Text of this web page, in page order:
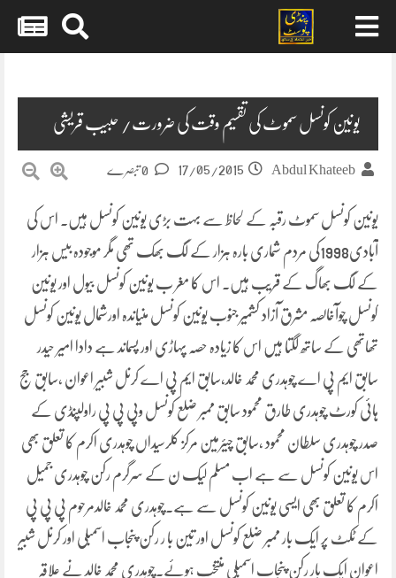
یونین کونسل سموٹ کی تقسیم وقت کی ضرورت/ حبیب قریشی
Abdul Khateeb
17/05/2015
یونین کونسل سموٹ رقبہ کے لحاظ سے بہت بڑی یونین کونسل ہیں۔ اس کی
آبادی1998کی مردم شماری بارہ ہزار کے لگ بھک تھی مگر موجودہ بیس ہزار
کے لگ بھاگ کے قریب ہیں۔ اس کا مغر ب یونین کونسل بیول اور یونین
کونسل چوآخالصہ مشرق آزاد کشمیر جنوب یونین کونسل منیاندہ اورشمال یونین کونسل
تھاتھی کے ساتھ لگتا ہیں اس کا زیادہ حصہ پہاڑی اور پسماند ہے دادا امیر حیدر
سابق ایم پی اے چوہدری محمد خالد،سابق ایم پی اے کرنل شبیر اعوان ،سابق جج
ہائی کورٹ چوہدری طارق محمود سابق ممبر ضلع کونسل وپی پی پی راولپنڈی کے
صدر چوہدری سلطان محمود ،سابق چیئرمین مرکز کلرسیداں چوہدری اکرم کا تعلق بھی
اس یونین کونسل سے ہے اب مسلم لیک ن کے سرگرم رکن چوہدری جمیل
اکرم کا تعلق بھی ایسی یونین کونسل سے ہے۔چوہدری محمد خالدمرحوم پی پی پی
کے ٹکٹ پر ایک بار ممبر ضلع کونسل اور تین با ر رکن پنجاب اسمبلی اور کرنل شبیر
اعوان ایک بار رکن پنجاب اسمبلی منتخب ہوئے۔چوہدری محمد خالد نے علاقہ